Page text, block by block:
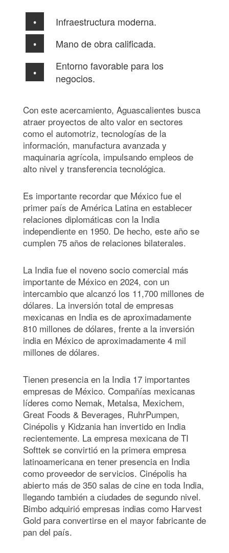
Infraestructura moderna.
Mano de obra calificada.
Entorno favorable para los
negocios.
Con este acercamiento, Aguascalientes busca
atraer proyectos de alto valor en sectores
como el automotriz, tecnologías de la
información, manufactura avanzada y
maquinaria agrícola, impulsando empleos de
alto nivel y transferencia tecnológica.
Es importante recordar que México fue el
primer país de América Latina en establecer
relaciones diplomáticas con la India
independiente en 1950. De hecho, este año se
cumplen 75 años de relaciones bilaterales.
La India fue el noveno socio comercial más
importante de México en 2024, con un
intercambio que alcanzó los 11,700 millones de
dólares. La inversión total de empresas
mexicanas en India es de aproximadamente
810 millones de dólares, frente a la inversión
india en México de aproximadamente 4 mil
millones de dólares.
Tienen presencia en la India 17 importantes
empresas de México. Compañías mexicanas
líderes como Nemak, Metalsa, Mexichem,
Great Foods & Beverages, RuhrPumpen,
Cinépolis y Kidzania han invertido en India
recientemente. La empresa mexicana de TI
Softtek se convirtió en la primera empresa
latinoamericana en tener presencia en India
como proveedor de servicios. Cinépolis ha
abierto más de 350 salas de cine en toda India,
llegando también a ciudades de segundo nivel.
Bimbo adquirió empresas indias como Harvest
Gold para convertirse en el mayor fabricante de
pan del país.